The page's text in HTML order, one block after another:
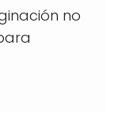
no